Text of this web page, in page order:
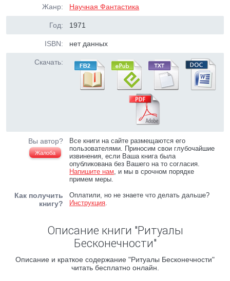
Жанр: Научная Фантастика
Год: 1971
ISBN: нет данных
Скачать:
Вы автор?
Жалоба
Все книги на сайте размещаются его
пользователями. Приносим свои глубочайшие
извинения, если Ваша книга была
опубликована без Вашего на то согласия.
Напишите нам, и мы в срочном порядке
примем меры.
Как получить
книгу?
Оплатили, но не знаете что делать дальше?
Инструкция.
Описание книги "Ритуалы
Бесконечности"
Описание и краткое содержание "Ритуалы Бесконечности"
читать бесплатно онлайн.